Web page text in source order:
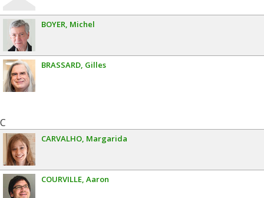
BOYER Michel
BRASSARD Gilles
C
CARVALHO Margarida
COURVILLE Aaron